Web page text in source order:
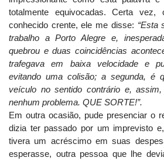
totalmente equivocadas. Certa vez,
conhecido crente, ele me disse: “Esta
trabalho a Porto Alegre e,
quebrou e duas coincidências
trafegava em baixa velocidade e
evitando uma colisão; a segunda, é
veículo no sentido contrário e,
nenhum problema. QUE SORTE!”.
Em outra ocasião, pude presenciar o
dizia ter passado por um imprevisto
tivera um acréscimo em suas
esperasse, outra pessoa que lhe